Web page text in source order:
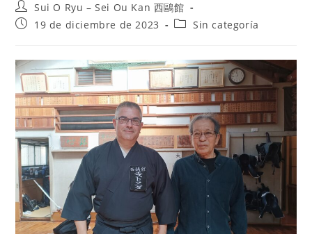
Sui O Ryu – Sei Ou Kan 西鷗館
19 de diciembre de 2023
Sin categoría